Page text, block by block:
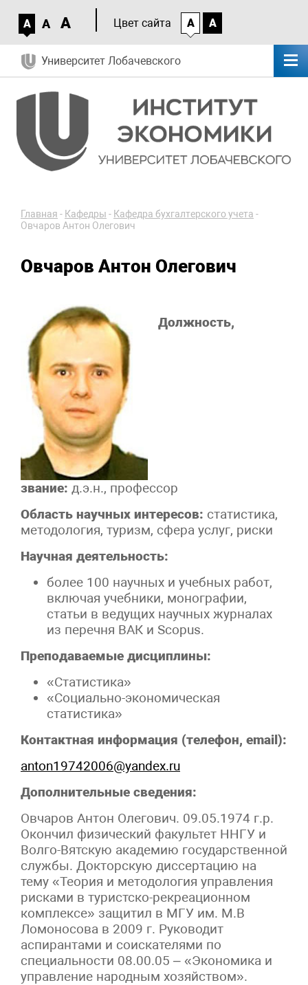
A A A Цвет сайта A A
Университет Лобачевского
Главная - Кафедры - Кафедра бухгалтерского учета -
Овчаров Антон Олегович
Овчаров Антон Олегович
Должность,
звание: д.э.н., профессор
Область научных интересов: статистика,
методология, туризм, сфера услуг, риски
Научная деятельность:
более 100 научных и учебных работ,
включая учебники, монографии,
статьи в ведущих научных журналах
из перечня ВАК и Scopus.
Преподаваемые дисциплины:
«Статистика»
«Социально-экономическая
статистика»
Контактная информация (телефон, email):
anton19742006@yandex.ru
Дополнительные сведения:
Овчаров Антон Олегович. 09.05.1974 г.р.
Окончил физический факультет ННГУ и
Волго-Вятскую академию государственной
службы. Докторскую диссертацию на
тему «Теория и методология управления
рисками в туристско-рекреационном
комплексе» защитил в МГУ им. М.В
Ломоносова в 2009 г. Руководит
аспирантами и соискателями по
специальности 08.00.05 – «Экономика и
управление народным хозяйством».